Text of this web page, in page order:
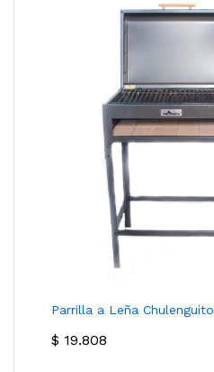
Parrilla a Leña Chulenguito
$ 19.808